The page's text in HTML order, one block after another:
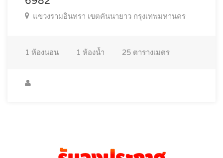
แขวงรามอินทรา เขตคันนายาว กรุงเทพมหานคร
1 ห้องนอน 1 ห้องน้ำ 25 ตารางเมตร